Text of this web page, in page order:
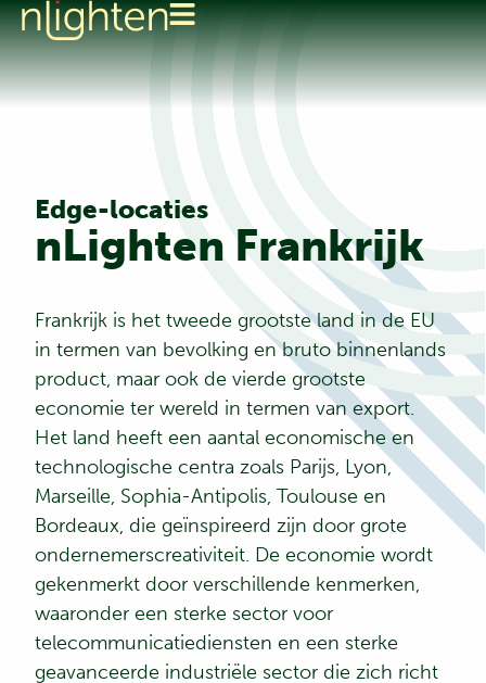
Edge-locaties
nLighten Frankrijk
Frankrijk is het tweede grootste land in de EU
in termen van bevolking en bruto binnenlands
product, maar ook de vierde grootste
economie ter wereld in termen van export.
Het land heeft een aantal economische en
technologische centra zoals Parijs, Lyon,
Marseille, Sophia-Antipolis, Toulouse en
Bordeaux, die geïnspireerd zijn door grote
ondernemerscreativiteit. De economie wordt
gekenmerkt door verschillende kenmerken,
waaronder een sterke sector voor
telecommunicatiediensten en een sterke
geavanceerde industriële sector die zich richt